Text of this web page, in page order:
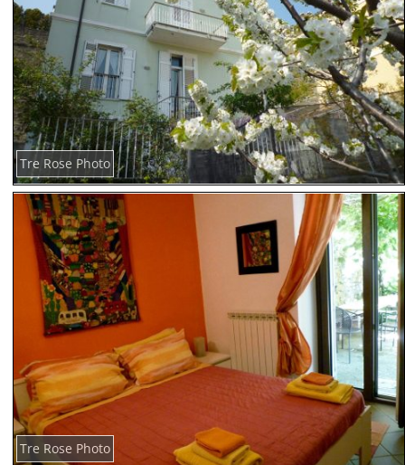
Tre Rose Photo
Tre Rose Photo